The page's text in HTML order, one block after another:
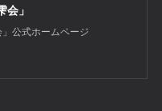
」
公式ホームページ